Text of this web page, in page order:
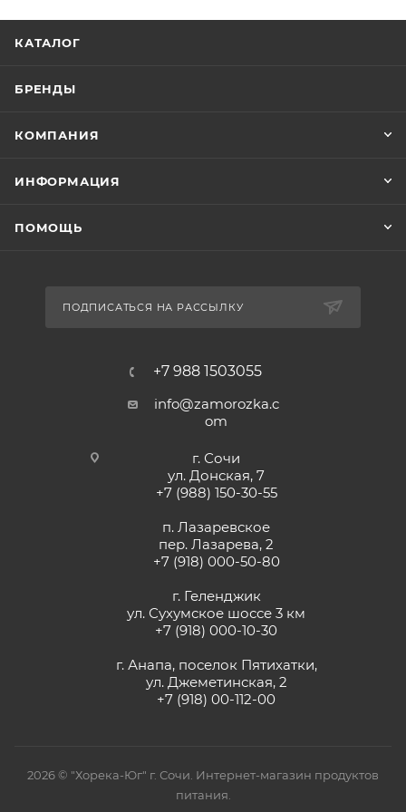
КАТАЛОГ
БРЕНДЫ
КОМПАНИЯ
ИНФОРМАЦИЯ
ПОМОЩЬ
ПОДПИСАТЬСЯ НА РАССЫЛКУ
+7 988 1503055
info@zamorozka.c
om
г. Сочи
ул. Донская, 7
+7 (988) 150-30-55
п. Лазаревское
пер. Лазарева, 2
+7 (918) 000-50-80
г. Геленджик
ул. Сухумское шоссе 3 км
+7 (918) 000-10-30
г. Анапа, поселок Пятихатки,
ул. Джеметинская, 2
+7 (918) 00-112-00
2026 © "Хорека-Юг" г. Сочи. Интернет-магазин продуктов
питания.